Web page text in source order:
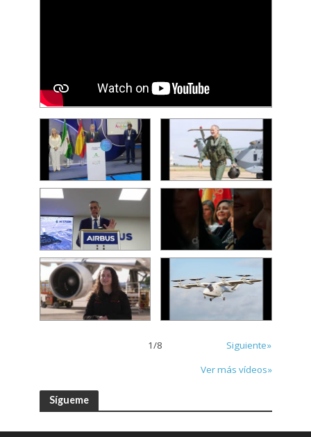
1/8
Siguiente»
Ver más vídeos»
Sígueme